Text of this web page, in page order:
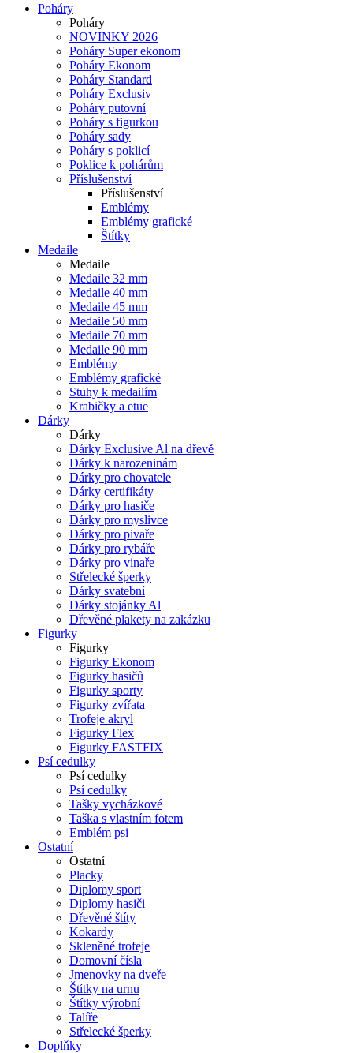
Poháry
Poháry
NOVINKY 2026
Poháry Super ekonom
Poháry Ekonom
Poháry Standard
Poháry Exclusiv
Poháry putovní
Poháry s figurkou
Poháry sady
Poháry s poklicí
Poklice k pohárům
Příslušenství
Příslušenství
Emblémy
Emblémy grafické
Štítky
Medaile
Medaile
Medaile 32 mm
Medaile 40 mm
Medaile 45 mm
Medaile 50 mm
Medaile 70 mm
Medaile 90 mm
Emblémy
Emblémy grafické
Stuhy k medailím
Krabičky a etue
Dárky
Dárky
Dárky Exclusive Al na dřevě
Dárky k narozeninám
Dárky pro chovatele
Dárky certifikáty
Dárky pro hasiče
Dárky pro myslivce
Dárky pro pivaře
Dárky pro rybáře
Dárky pro vinaře
Střelecké šperky
Dárky svatební
Dárky stojánky Al
Dřevěné plakety na zakázku
Figurky
Figurky
Figurky Ekonom
Figurky hasičů
Figurky sporty
Figurky zvířata
Trofeje akryl
Figurky Flex
Figurky FASTFIX
Psí cedulky
Psí cedulky
Psí cedulky
Tašky vycházkové
Taška s vlastním fotem
Emblém psi
Ostatní
Ostatní
Placky
Diplomy sport
Diplomy hasiči
Dřevěné štíty
Kokardy
Skleněné trofeje
Domovní čísla
Jmenovky na dveře
Štítky na urnu
Štítky výrobní
Talíře
Střelecké šperky
Doplňky